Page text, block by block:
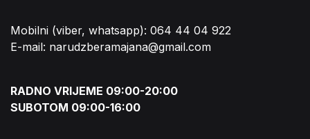
Mobilni (viber, whatsapp): 064 44 04 922
E-mail: narudzberamajana@gmail.com
RADNO VRIJEME 09:00-20:00
SUBOTOM 09:00-16:00